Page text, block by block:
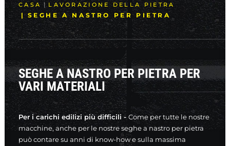
CASA LAVORAZIONE DELLA PIETRA
SEGHE A NASTRO PER PIETRA
SEGHE A NASTRO PER PIETRA PER
VARI MATERIALI
Per i carichi edilizi più difficili -Come per tutte le nostre
macchine, anche per le nostre seghe a nastro per pietra
può contare su anni di know-how e sulla massima